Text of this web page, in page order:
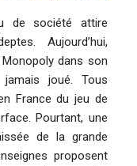
de société attire
Aujourd’hui,
dans son
joué. Tous
France du jeu de
Pourtant, une
de la grande
proposent